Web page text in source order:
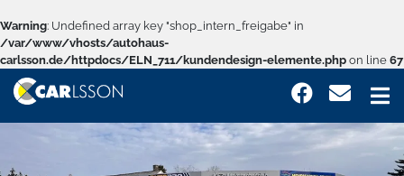
Warning: Undefined array key "shop_intern_freigabe" in
/var/www/vhosts/autohaus-
carlsson.de/httpdocs/ELN_711/kundendesign-elemente.php on line 67